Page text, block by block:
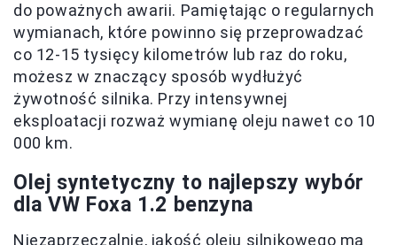
do poważnych awarii. Pamiętając o regularnych
wymianach, które powinno się przeprowadzać
co 12-15 tysięcy kilometrów lub raz do roku,
możesz w znaczący sposób wydłużyć
żywotność silnika. Przy intensywnej
eksploatacji rozważ wymianę oleju nawet co 10
000 km.
Olej syntetyczny to najlepszy wybór
dla VW Foxa 1.2 benzyna
Niezaprzeczalnie, jakość oleju silnikowego ma